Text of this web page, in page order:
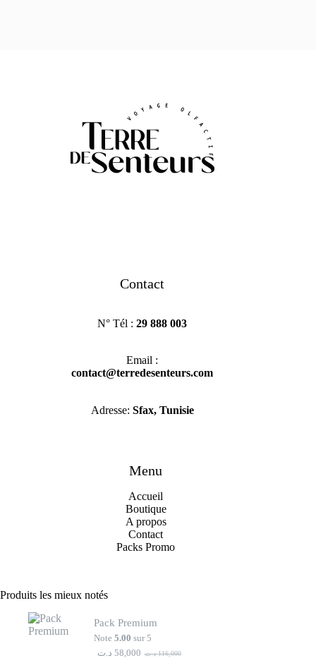
Contact
N° Tél :29 888 003
Email :
contact@terredesenteurs.com
Adresse: Sfax, Tunisie
Menu
Accueil
Boutique
A propos
Contact
Packs Promo
Produits les mieux notés
Pack Premium
Note 5.00 sur 5
116,000 د.ت 58,000 د.ت